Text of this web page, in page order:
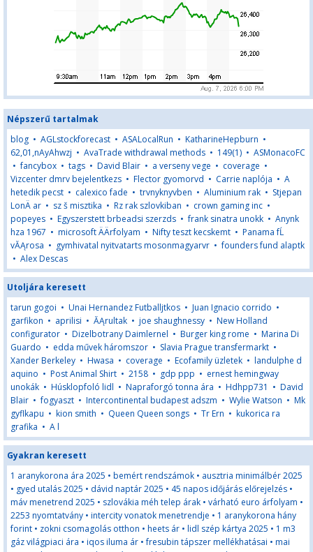
Népszerű tartalmak
blog • AGLstockforecast • ASALocalRun • KatharineHepburn •
62,01,nAyAhwzj • AvaTrade withdrawal methods • 149(1) • ASMonacoFC
•fancybox • tags • David Blair • a verseny vege • coverage •
Vizcenter dmrv bejelentkezs • Flector gyomorvd • Carrie naplója • A
hetedik pecst • calexico fade • trvnyknyvben • Aluminium rak • Stjepan
LonÄ ar • sz š misztika • Rz rak szlovkiban • crown gaming inc •
popeyes • Egyszerstett brbeadsi szerzds •frank sinatra unokk • Anynk
hza 1967 • microsoft ÄÄrfolyam • Nifty teszt kecskemt • Panama fĹ
vĂĄrosa • gymhivatal nyitvatarts mosonmagyarvr •founders fund alaptk
• Alex Descas
Utoljára keresett
tarun gogoi • Unai Hernandez Futballjtkos • Juan Ignacio corrido •
garfikon • aprilisi • ĂĄrultak • joe shaughnessy • New Holland
configurator • Dizelbotrany Daimlernel • Burger king rome • Marina Di
Guardo • edda művek háromszor • Slavia Prague transfermarkt •
Xander Berkeley • Hwasa • coverage • Ecofamily üzletek • landulphe d
aquino • Post Animal Shirt • 2158 • gdp ppp • ernest hemingway
unokák • Húsklopfoló lidl • Napraforgó tonna ára • Hdhpp731 • David
Blair •fogyaszt • Intercontinental budapest adszm • Wylie Watson • Mk
gyflkapu • kion smith • Queen Queen songs • Tr Ern • kukorica ra
grafika • A l
Gyakran keresett
1 aranykorona ára 2025 • bemért rendszámok • ausztria minimálbér 2025
• gyed utalás 2025 • dávid naptár 2025 • 45 napos időjárás előrejelzés •
máv menetrend 2025 • szlovákia méh telep árak • várható euro árfolyam •
2253 nyomtatvány • intercity vonatok menetrendje • 1 aranykorona hány
forint • zokni csomagolás otthon • heets ár • lidl szép kártya 2025 • 1 m3
gáz világpiaci ára • iqos iluma ár •fresubin tápszer mellékhatásai • mai